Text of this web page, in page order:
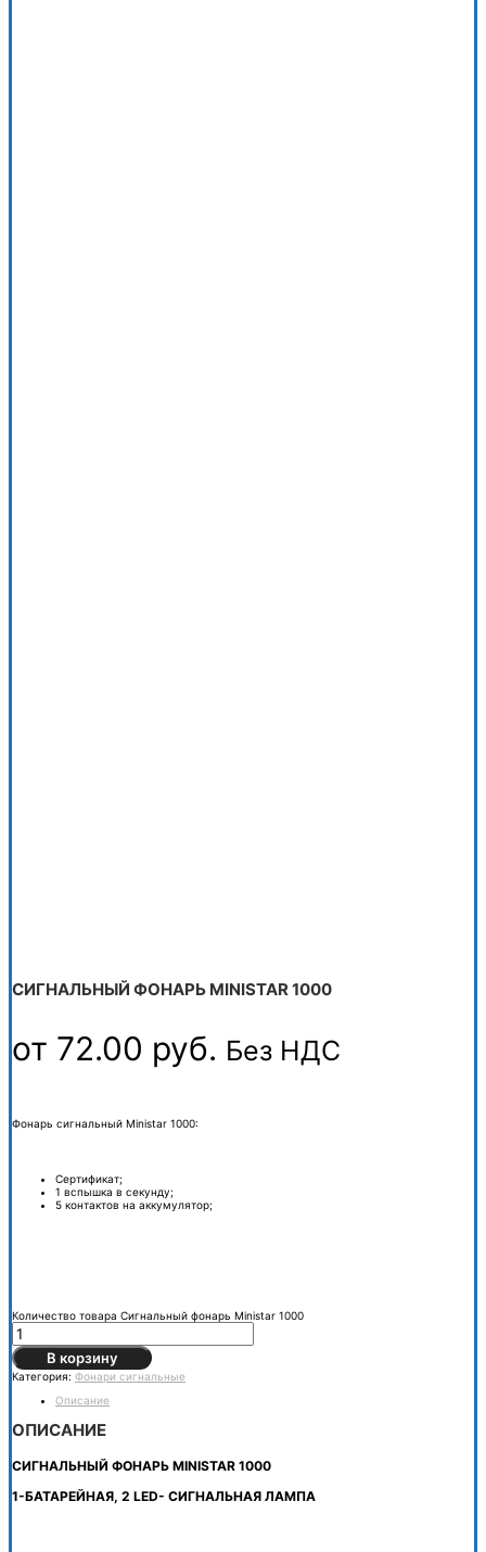
СИГНАЛЬНЫЙ ФОНАРЬ MINISTAR 1000
от 72.00 руб. Без НДС
Фонарь сигнальный Ministar 1000:
Сертификат;
1 вспышка в секунду;
5 контактов на аккумулятор;
Количество товара Сигнальный фонарь Ministar 1000
В корзину
Категория: Фонари сигнальные
Описание
ОПИСАНИЕ
СИГНАЛЬНЫЙ ФОНАРЬ MINISTAR 1000
1-БАТАРЕЙНАЯ, 2 LED- СИГНАЛЬНАЯ ЛАМПА